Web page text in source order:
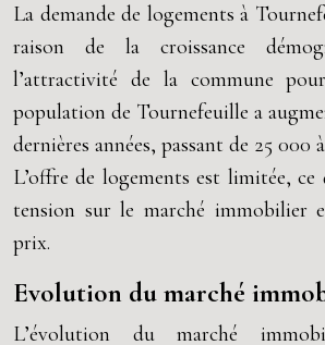
La demande de logements à
raison de la croissance
l’attractivité de la commune
population de Tournefeuille a
dernières années, passant de 25 000
L’offre de logements est limitée,
tension sur le marché immobilier
prix.
Evolution du marché
L’évolution du marché